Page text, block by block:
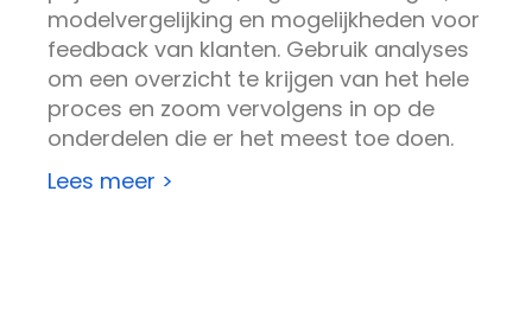
modelvergelijking en mogelijkheden voor
feedback van klanten. Gebruik analyses
om een overzicht te krijgen van het hele
proces en zoom vervolgens in op de
onderdelen die er het meest toe doen.
Lees meer >